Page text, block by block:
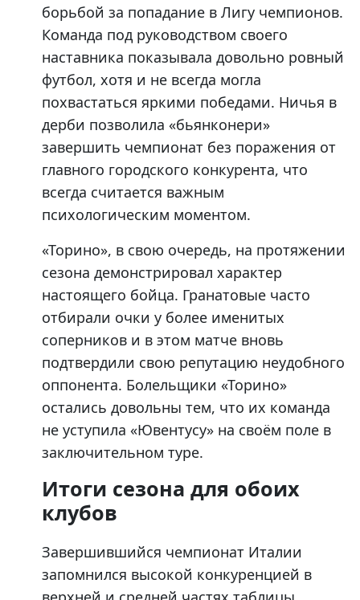
борьбой за попадание в Лигу чемпионов.
Команда под руководством своего
наставника показывала довольно ровный
футбол, хотя и не всегда могла
похвастаться яркими победами. Ничья в
дерби позволила «бьянконери»
завершить чемпионат без поражения от
главного городского конкурента, что
всегда считается важным
психологическим моментом.
«Торино», в свою очередь, на протяжении
сезона демонстрировал характер
настоящего бойца. Гранатовые часто
отбирали очки у более именитых
соперников и в этом матче вновь
подтвердили свою репутацию неудобного
оппонента. Болельщики «Торино»
остались довольны тем, что их команда
не уступила «Ювентусу» на своём поле в
заключительном туре.
Итоги сезона для обоих
клубов
Завершившийся чемпионат Италии
запомнился высокой конкуренцией в